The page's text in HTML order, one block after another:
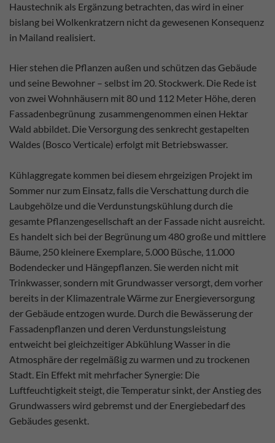
Haustechnik als Ergänzung betrachten, das wird in einer
bislang bei Wolkenkratzern nicht da gewesenen Konsequenz
in Mailand realisiert.
Hier stehen die Pflanzen außen und schützen das Gebäude
und seine Bewohner – selbst im 20. Stockwerk. Die Rede ist
von zwei Wohnhäusern mit 80 und 112 Meter Höhe, deren
Fassadenbegrünung zusammengenommen einen Hektar
Wald abbildet. Die Versorgung des senkrecht gestapelten
Waldes (Bosco Verticale) erfolgt mit Betriebswasser.
Kühlaggregate kommen bei diesem ehrgeizigen Projekt im
Sommer nur zum Einsatz, falls die Verschattung durch die
Laubgehölze und die Verdunstungskühlung durch die
gesamte Pflanzengesellschaft an der Fassade nicht ausreicht.
Es handelt sich bei der Begrünung um 480 große und mittlere
Bäume, 250 kleinere Exemplare, 5.000 Büsche, 11.000
Bodendecker und Hängepflanzen. Sie werden nicht mit
Trinkwasser, sondern mit Grundwasser versorgt, dem vorher
bereits in der Klimazentrale Wärme zur Energieversorgung
der Gebäude entzogen wurde. Durch die Bewässerung der
Fassadenpflanzen und deren Verdunstungsleistung
entweicht bei gleichzeitiger Abkühlung Wasser in die
Atmosphäre der regelmäßig zu warmen und zu trockenen
Stadt. Ein Effekt mit mehrfacher Synergie: Die
Luftfeuchtigkeit steigt, die Temperatur sinkt, der Anstieg des
Grundwassers wird gebremst und der Energiebedarf des
Gebäudes gesenkt.